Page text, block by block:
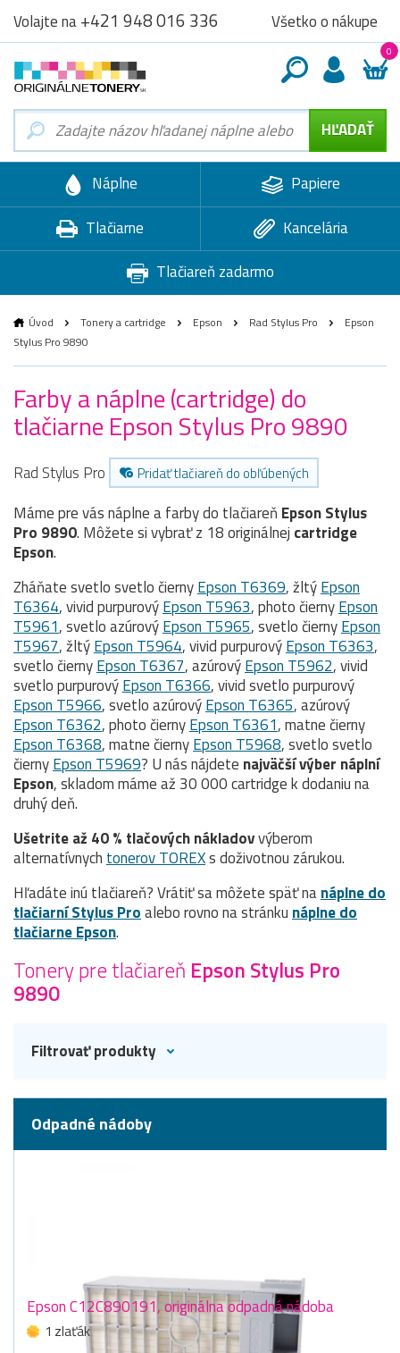
Volajte na+421 948 016 336 Všetko o nákupe
0
Náplne
Papiere
Tlačiarne
Kancelária
Tlačiareň zadarmo
Úvod Tonery a cartridge Epson Rad Stylus Pro
Epson
Stylus Pro 9890
Farby a náplne (cartridge) do
tlačiarne Epson Stylus Pro 9890
Rad Stylus Pro Pridať tlačiareň do obľúbených
Máme pre vás náplne a farby do tlačiareň Epson Stylus
Pro 9890. Môžete si vybrať z 18 originálnej cartridge
Epson.
Zháňate svetlo svetlo čiernyEpson T6369, žltýEpson
T6364, vivid purpurovýEpson T5963, photo čiernyEpson
T5961, svetlo azúrovýEpson T5965, svetlo čiernyEpson
T5967, žltýEpson T5964, vivid purpurovýEpson T6363,
svetlo čiernyEpson T6367, azúrovýEpson T5962, vivid
svetlo purpurovýEpson T6366, vivid svetlo purpurový
Epson T5966, svetlo azúrovýEpson T6365, azúrový
Epson T6362, photo čiernyEpson T6361, matne čierny
Epson T6368, matne čiernyEpson T5968, svetlo svetlo
čiernyEpson T5969? U nás nájdete najväčší výber náplní
Epson, skladom máme až 30 000 cartridge k dodaniu na
druhý deň.
Ušetrite až 40 % tlačových nákladovvýberom
alternatívnychtonerov TOREXs doživotnou zárukou.
Hľadáte inú tlačiareň? Vrátiť sa môžete späť nanáplne do
tlačiarní Stylus Proalebo rovno na stránkunáplne do
tlačiarne Epson.
Tonery pre tlačiareň Epson Stylus Pro
9890
Filtrovať produkty
Odpadné nádoby
Epson C12C890191, originálna odpadná nádoba
1 zlaťák